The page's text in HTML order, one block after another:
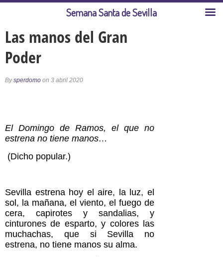
Las manos del Gran
Poder
Bysperdomo on 3 abril 2020
El Domingo de Ramos, el que no
estrena no tiene manos…
(Dicho popular.)
Sevilla estrena hoy el aire, la luz, el
sol, la mañana, el viento, el fuego de
cera, capirotes y sandalias, y
cinturones de esparto, y colores las
muchachas, que si Sevilla no
estrena, no tiene manos su alma.
Semana Santa de Sevilla